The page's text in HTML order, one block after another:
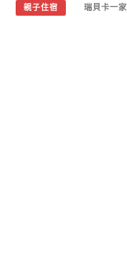
親子住宿 瑞貝卡一家